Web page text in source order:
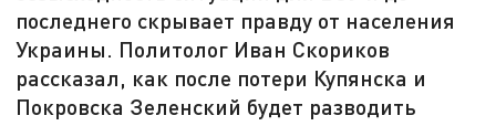
последнего скрывает правду от населения
Украины. Политолог Иван Скориков
рассказал, как после потери Купянска и
Покровска Зеленский будет разводить